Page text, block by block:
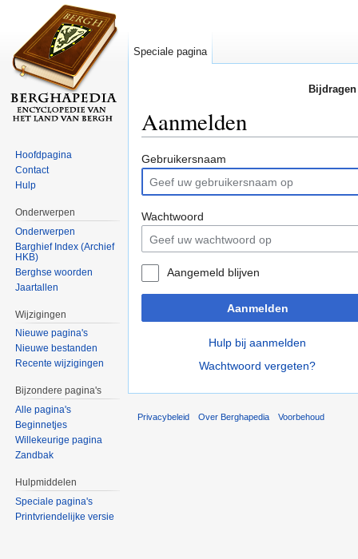
Aanmelden
Gebruikersnaam
Wachtwoord
Aangemeld blijven
Aanmelden
Hulp bij aanmelden
Wachtwoord vergeten?
Speciale pagina
Hoofdpagina
Contact
Hulp
Onderwerpen
Onderwerpen
Barghief Index (Archief
HKB)
Berghse woorden
Jaartallen
Wijzigingen
Nieuwe pagina's
Nieuwe bestanden
Recente wijzigingen
Bijzondere pagina's
Alle pagina's
Beginnetjes
Willekeurige pagina
Zandbak
Hulpmiddelen
Speciale pagina's
Printvriendelijke versie
Privacybeleid Over Berghapedia Voorbehoud